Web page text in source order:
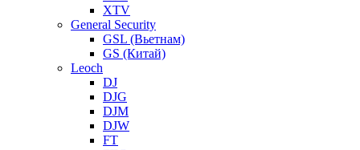
XTV
General Security
GSL (Вьетнам)
GS (Китай)
Leoch
DJ
DJG
DJM
DJW
FT